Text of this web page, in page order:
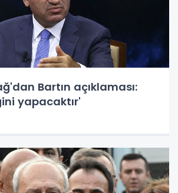
Bartın açıklaması:
yapacaktır'